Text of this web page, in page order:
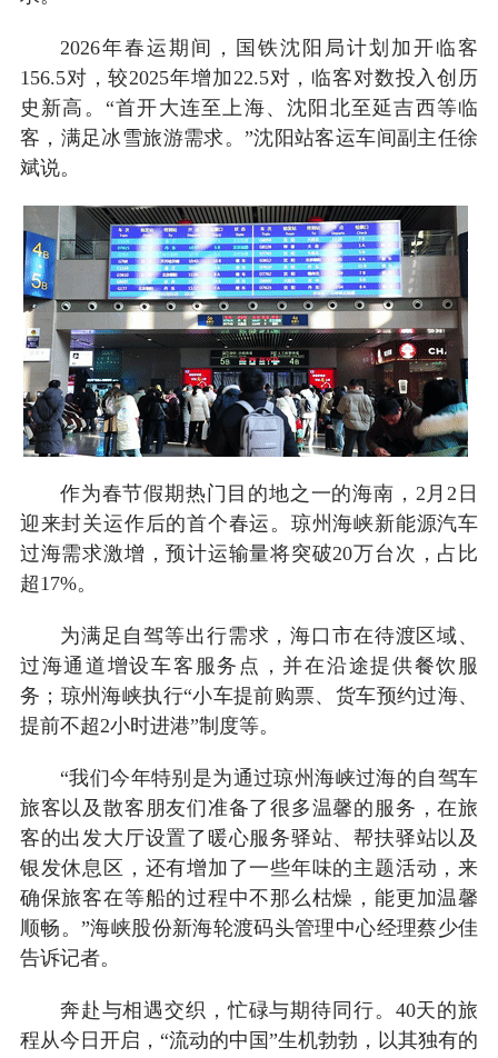
2026年春运期间，国铁沈阳局计划加开临客
156.5对，较2025年增加22.5对，临客对数投入创历
史新高。“首开大连至上海、沈阳北至延吉西等临
客，满足冰雪旅游需求。”沈阳站客运车间副主任徐
斌说。
作为春节假期热门目的地之一的海南，2月2日
迎来封关运作后的首个春运。琼州海峡新能源汽车
过海需求激增，预计运输量将突破20万台次，占比
超17%。
为满足自驾等出行需求，海口市在待渡区域、
过海通道增设车客服务点，并在沿途提供餐饮服
务；琼州海峡执行“小车提前购票、货车预约过海、
提前不超2小时进港”制度等。
“我们今年特别是为通过琼州海峡过海的自驾车
旅客以及散客朋友们准备了很多温馨的服务，在旅
客的出发大厅设置了暖心服务驿站、帮扶驿站以及
银发休息区，还有增加了一些年味的主题活动，来
确保旅客在等船的过程中不那么枯燥，能更加温馨
顺畅。”海峡股份新海轮渡码头管理中心经理蔡少佳
告诉记者。
奔赴与相遇交织，忙碌与期待同行。40天的旅
程从今日开启，“流动的中国”生机勃勃，以其独有的